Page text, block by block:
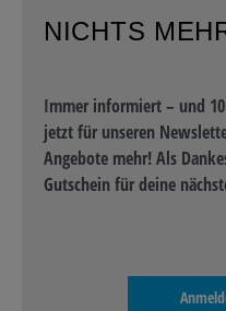
NICHTS
Immer informiert – und
jetzt für unseren
Angebote mehr! Als
Gutschein für deine